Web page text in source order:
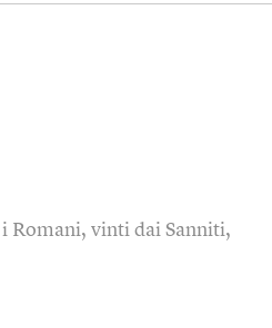
Romani, vinti dai Sanniti,